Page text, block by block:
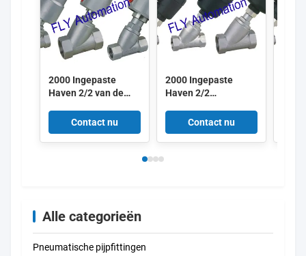
2000 Ingepaste
Haven 2/2 van de
Geïntegreerde
Pneumatische PPS
Actuator van Seat
Contact nu
2000 Ingepaste
Haven 2/2
Pneumatische
actuator van Seat
van de Manierhoek
Contact nu
Alle categorieën
Pneumatische pijpfittingen